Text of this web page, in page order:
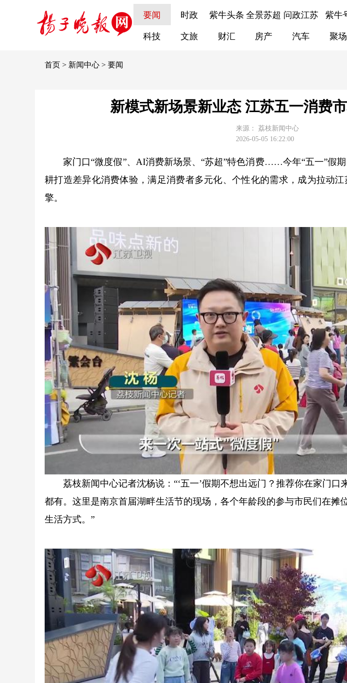
要闻 时政 紫牛头条 全景苏超 问政江苏 紫牛
科技 文旅 财汇 房产 汽车 聚场
首页 > 新闻中心 > 要闻
新模式新场景新业态 江苏五一消费
来源：
荔枝新闻中心
2026-05-05 16:22:00
家门口“微度假”、AI消费新场景、“苏超”特色消费……今年“五一”假期
耕打造差异化消费体验，满足消费者多元化、个性化的需求，成为拉动江
擎。
荔枝新闻中心记者沈杨说：“‘五一’假期不想出远门？推荐你在家门口
都有。这里是南京首届湖畔生活节的现场，各个年龄段的参与市民们在摊
生活方式。”